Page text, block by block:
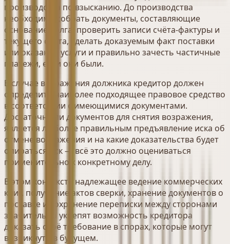
производства по взысканию. До производства
необходимо собрать документы, составляющие
основание долга, проверить записи счёта-фактуры и
текущего счёта, сделать доказуемым факт поставки
или оказания услуги и правильно зачесть частичные
платежи, если они были.
В случае возражения должника кредитор должен
определить наиболее подходящее правовое средство
в соответствии с имеющимися документами.
Достаточно ли документов для снятия возражения,
является ли более правильным предъявление иска об
отмене возражения и на какие доказательства будет
опираться иск — всё это должно оцениваться
применительно к конкретному делу.
В этом контексте надлежащее ведение коммерческих
книг, получение актов сверки, хранение документов о
поставке и сохранение переписки между сторонами
значительно укрепят возможность кредитора
доказать своё требование в спорах, которые могут
возникнуть в будущем.